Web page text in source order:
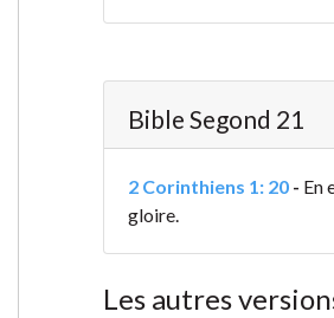
Bible Segond 21
2 Corinthiens 1: 20- En
gloire.
Les autres